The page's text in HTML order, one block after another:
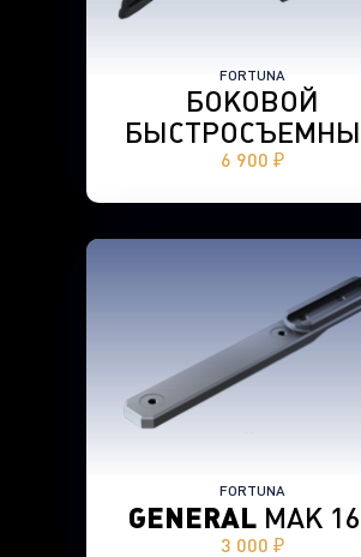
FORTUNA
БОКОВОЙ
6 900 ₽
FORTUNA
GENERAL MAK
3 000 ₽